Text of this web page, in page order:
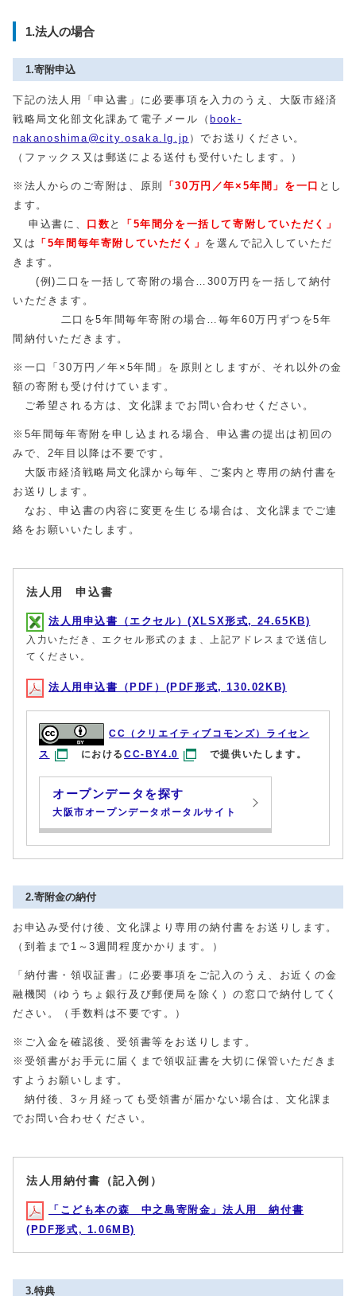
1.法人の場合
1.寄附申込
下記の法人用「申込書」に必要事項を入力のうえ、大阪市経済
戦略局文化部文化課あて電子メール（ book-
nakanoshima@city.osaka.lg.jp ）でお送りください。
（ファックス又は郵送による送付も受付いたします。）
※法人からのご寄附は、原則 「30万円／年×5年間」を一口 とし
ます。
申込書に、 口数 と
「5年間分を一括して寄附していただく」
又は 「5年間毎年寄附していただく」 を選んで記入していただ
きます。
(例)二口を一括して寄附の場合…300万円を一括して納付
いただきます。
二口を5年間毎年寄附の場合…毎年60万円ずつを5年
間納付いただきます。
※一口「30万円／年×5年間」を原則としますが、それ以外の金
額の寄附も受け付けています。
ご希望される方は、文化課までお問い合わせください。
※5年間毎年寄附を申し込まれる場合、申込書の提出は初回の
みで、2年目以降は不要です。
大阪市経済戦略局文化課から毎年、ご案内と専用の納付書を
お送りします。
なお、申込書の内容に変更を生じる場合は、文化課までご連
絡をお願いいたします。
法人用 申込書
法人用申込書（エクセル）(XLSX形式, 24.65KB)
入力いただき、エクセル形式のまま、上記アドレスまで送信し
てください。
法人用申込書（PDF）(PDF形式, 130.02KB)
CC（クリエイティブコモンズ）ライセン
ス
におけるCC-BY4.0 で提供いたします。
オープンデータを探す
大阪市オープンデータポータルサイト
2.寄附金の納付
お申込み受付け後、文化課より専用の納付書をお送りします。
（到着まで1～3週間程度かかります。）
「納付書・領収証書」に必要事項をご記入のうえ、お近くの金
融機関（ゆうちょ銀行及び郵便局を除く）の窓口で納付してく
ださい。（手数料は不要です。）
※ご入金を確認後、受領書等をお送りします。
※受領書がお手元に届くまで領収証書を大切に保管いただきま
すようお願いします。
納付後、3ヶ月経っても受領書が届かない場合は、文化課ま
でお問い合わせください。
法人用納付書（記入例）
「こども本の森 中之島寄附金」法人用 納付書
(PDF形式, 1.06MB)
3.特典